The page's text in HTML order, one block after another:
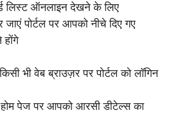
लिस्ट ऑनलाइन देखने के लिए
जाएं पोर्टल पर आपको नीचे दिए गए
भी वेब ब्राउज़र पर पोर्टल को लॉगिन
पेज पर आपको आरसी डीटेल्स का